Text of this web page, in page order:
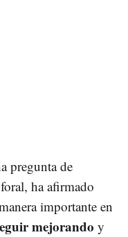
pregunta de
ha afirmado
importante en
mejorando y